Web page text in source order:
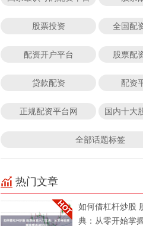
股票投资 全国配
配资开户平台 股票配
贷款配资 配资
正规配资平台网 国内十大
全部话题标签
热门文章
如何借杠杆炒股
典：从零开始掌